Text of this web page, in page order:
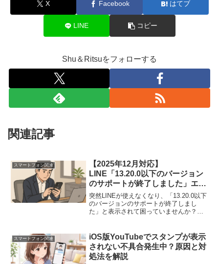
X Facebook はてブ
LINE コピー
Shu＆Ritsuをフォローする
関連記事
スマートフォン関連
【2025年12月対応】
LINE「13.20.0以下のバージョン
のサポートが終了しました」エラ
ーの原因と対処法（iOS版）
突然LINEが使えなくなり、「13.20.0以下
のバージョンのサポートが終了しまし
た」と表示されて困っていませんか？
プリやOSのアップデートが必要になって
いま...
スマートフォン関連
iOS版YouTubeでスタンプが表示
されない不具合発生中？原因と対
処法を解説